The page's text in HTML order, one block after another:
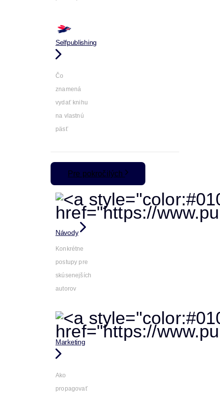
Selfpublishing
Čo
znamená
vydať knihu
na vlastnú
päsť
Pre pokročilých
Návody
Konkrétne
postupy pre
skúsenejších
autorov
Marketing
Ako
propagovať